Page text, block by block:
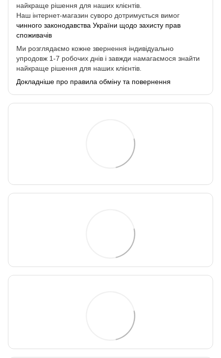
найкраще рішення для наших клієнтів.
Наш інтернет-магазин суворо дотримується вимог
чинного законодавства України щодо захисту прав
споживачів
Ми розглядаємо кожне звернення індивідуально
упродовж 1-7 робочих днів і завжди намагаємося знайти
найкраще рішення для наших клієнтів.
Докладніше про правила обміну та повернення